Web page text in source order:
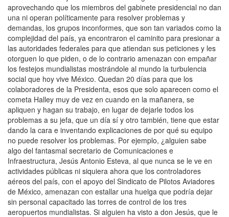
aprovechando que los miembros del gabinete presidencial no dan
una ni operan políticamente para resolver problemas y
demandas, los grupos inconformes, que son tan variados como la
complejidad del país, ya encontraron el caminito para presionar a
las autoridades federales para que atiendan sus peticiones y les
otorguen lo que piden, o de lo contrario amenazan con empañar
los festejos mundialistas mostrándole al mundo la turbulencia
social que hoy vive México. Quedan 20 días para que los
colaboradores de la Presidenta, esos que solo aparecen como el
cometa Halley muy de vez en cuando en la mañanera, se
apliquen y hagan su trabajo, en lugar de dejarle todos los
problemas a su jefa, que un día sí y otro también, tiene que estar
dando la cara e inventando explicaciones de por qué su equipo
no puede resolver los problemas. Por ejemplo, ¿alguien sabe
algo del fantasmal secretario de Comunicaciones e
Infraestructura, Jesús Antonio Esteva, al que nunca se le ve en
actividades públicas ni siquiera ahora que los controladores
aéreos del país, con el apoyo del Sindicato de Pilotos Aviadores
de México, amenazan con estallar una huelga que podría dejar
sin personal capacitado las torres de control de los tres
aeropuertos mundialistas. Si alguien ha visto a don Jesús, que le